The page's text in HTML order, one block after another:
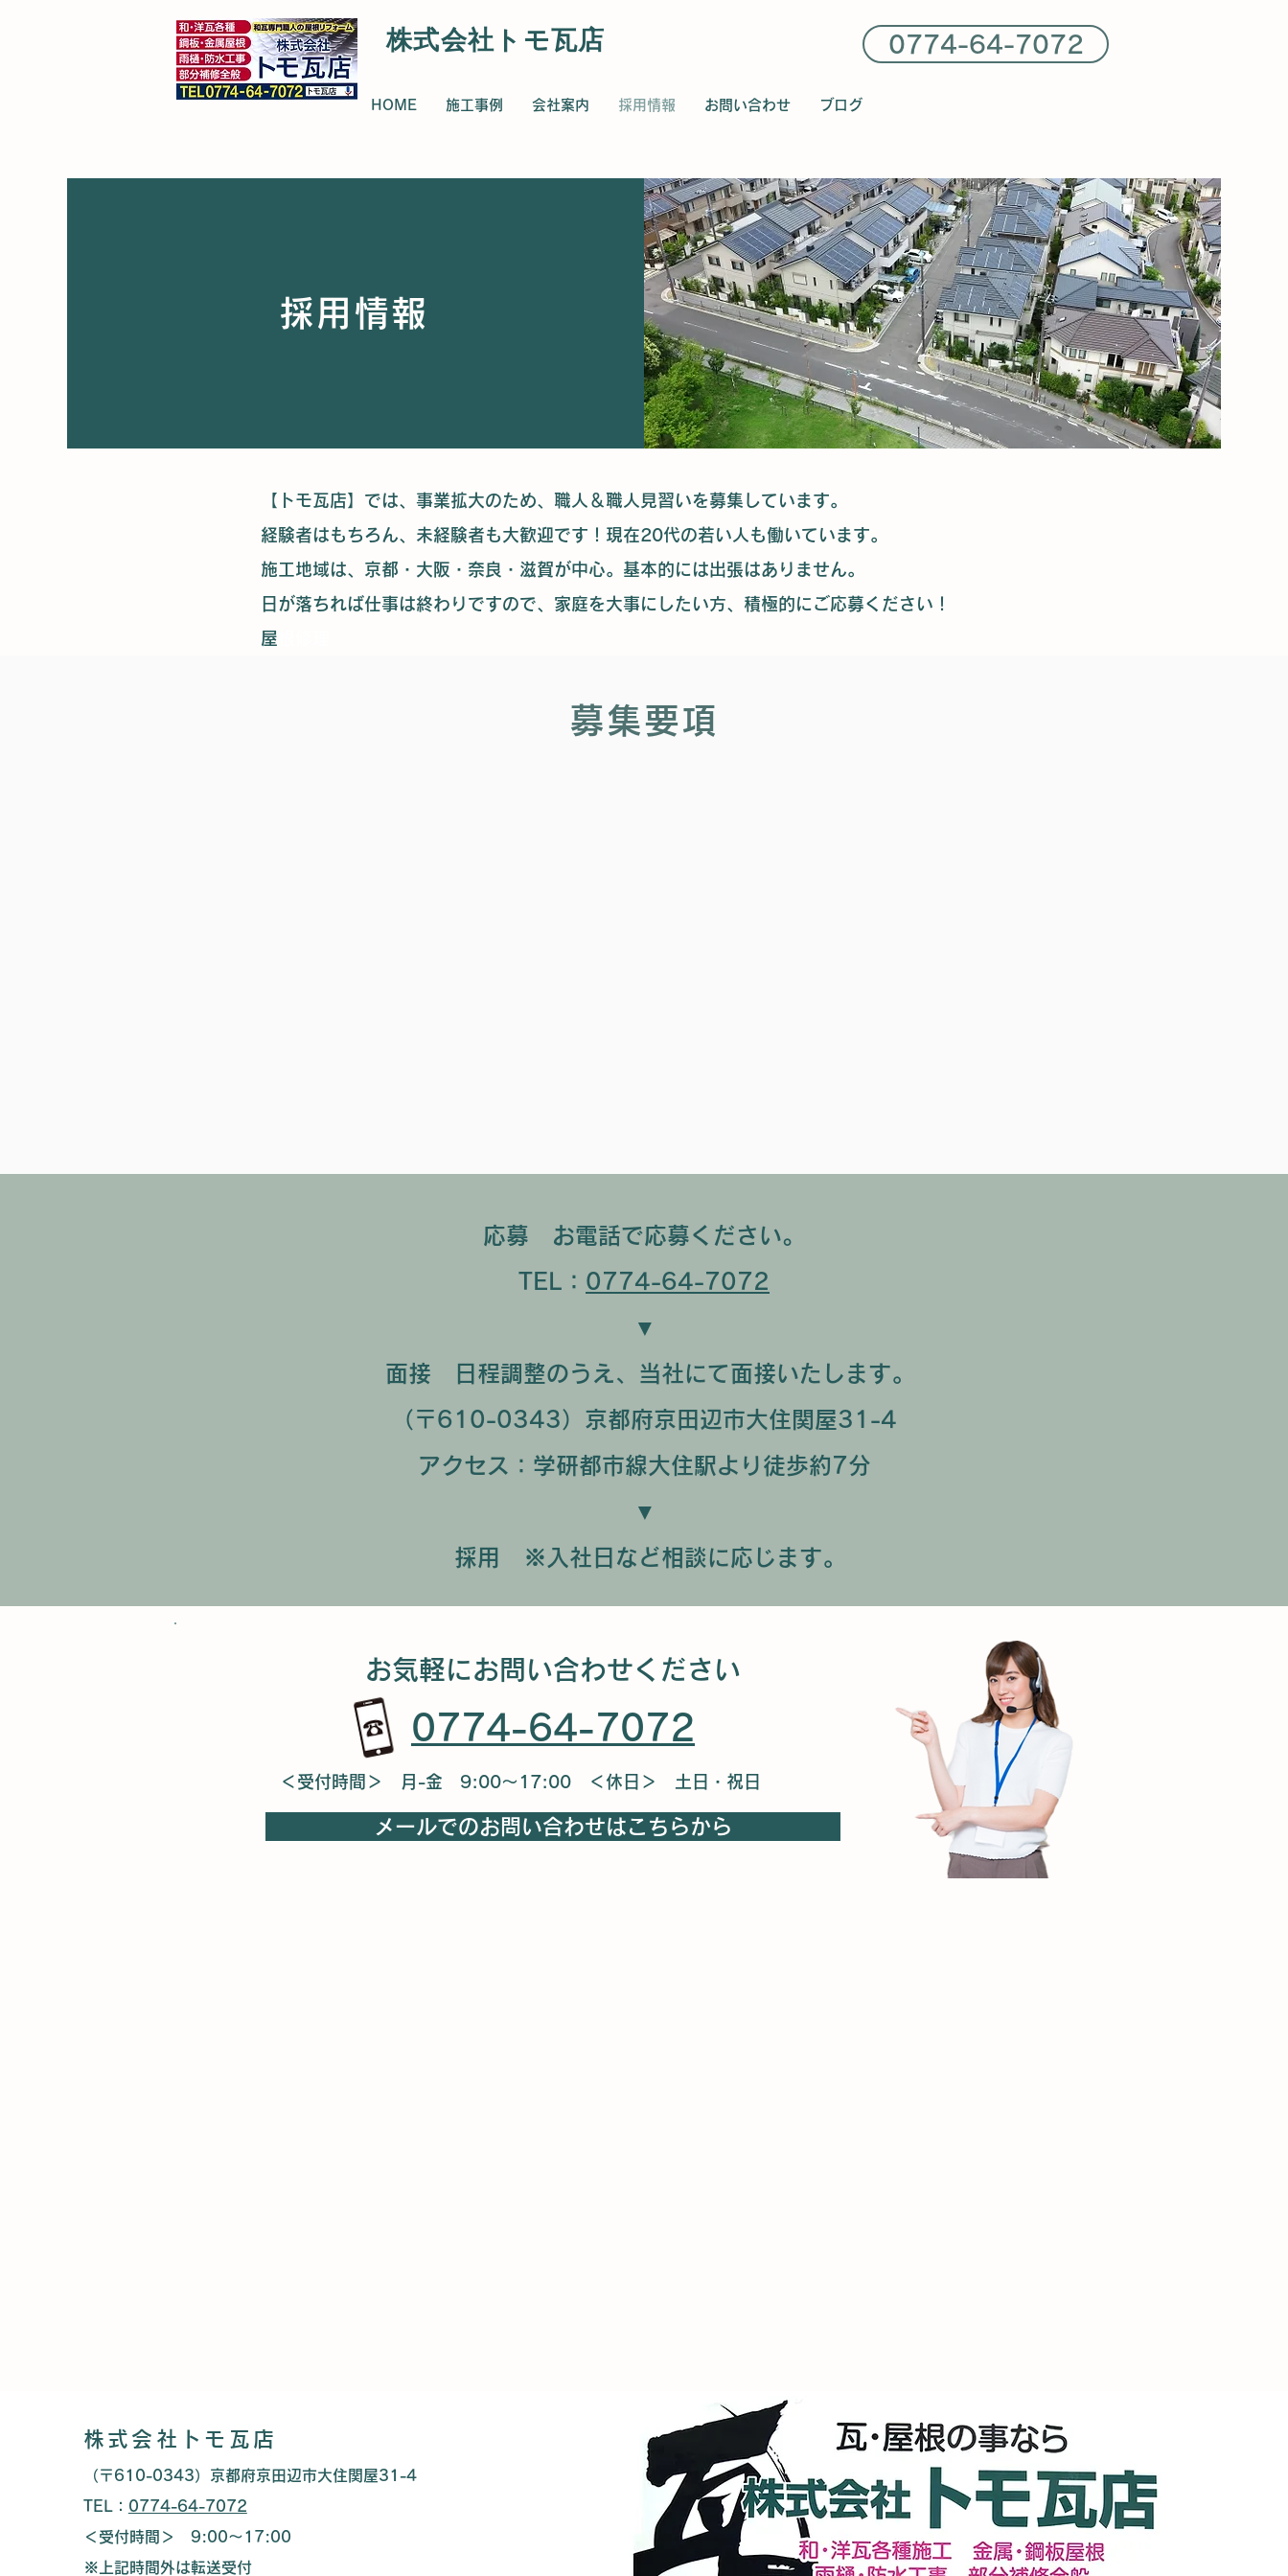
HOME 施工事例 会社案内 採用情報 お問い合わせ ブログ
株式会社トモ瓦店 0774-64-7072
採用情報
【トモ瓦店】では、事業拡大のため、職人＆職人見習いを募集しています。
経験者はもちろん、未経験者も大歓迎です！現在20代の若い人も働いています。
施工地域は、京都・大阪・奈良・滋賀が中心。基本的には出張はありません。
日が落ちれば仕事は終わりですので、家庭を大事にしたい方、積極的にご応募ください！
​
募集要項
応募 お電話で応募ください。
TEL： 0774-64-7072
面接 日程調整のうえ、当社にて面接いたします｡
（〒610-0343）京都府京田辺市大住関屋31-4
アクセス：学研都市線大住駅より徒歩約7分
採用 ※入社日など相談に応じます｡
▼
▼
お気軽にお問い合わせください
0774-64-7072
＜受付時間＞ 月-金 9:00～17:00 ＜休日＞ 土日・祝日
メールでのお問い合わせはこちらから
株式会社トモ瓦店
（〒610-0343）京都府京田辺市大住関屋31-4
TEL： 0774-64-7072
＜受付時間＞ 9:00～17:00
※上記時間外は転送受付